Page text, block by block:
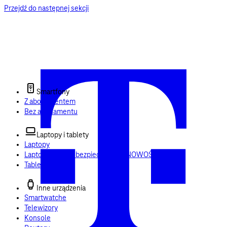
Przejdź do następnej sekcji
Smartfony
Z abonamentem
Bez abonamentu
Laptopy i tablety
Laptopy
Laptop + Usługi bezpieczeństwa
NOWOŚĆ
Tablety
Inne urządzenia
Smartwatche
Telewizory
Konsole